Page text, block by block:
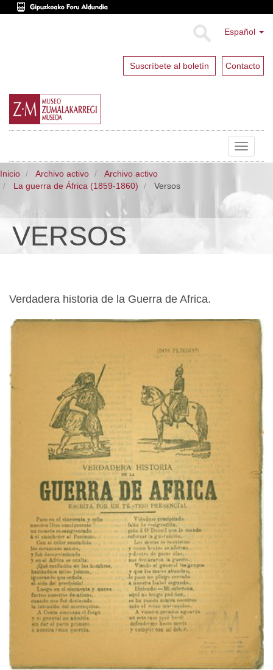
Español
Suscríbete al boletín Contacto
Toggle
Inicio Archivo activo
Archivo activo
La guerra de África (1859-1860)
Versos
VERSOS
Verdadera historia de la Guerra de Africa.